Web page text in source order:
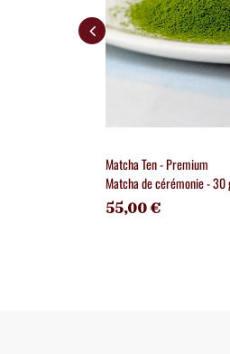
Matcha Ten - Premium
Matcha de cérémonie - 30
55,00 €